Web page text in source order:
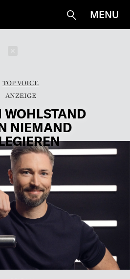
Suche
MENU
TOP VOICE
WOHLSTAND
NIEMAND